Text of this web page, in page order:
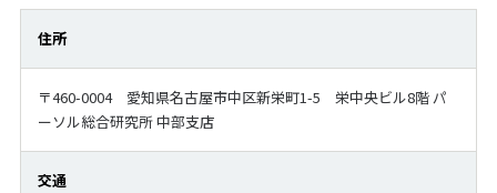
住所
〒460-0004 愛知県名古屋市中区新栄町1-5 栄中央ビル8階 パ
ーソル総合研究所 中部支店
交通